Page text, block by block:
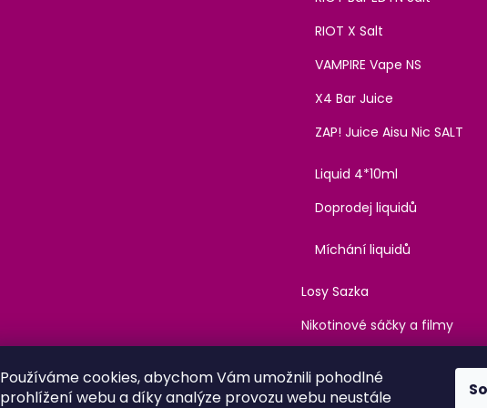
Používáme cookies, abychom Vám umožnili pohodlné
prohlížení webu a díky analýze provozu webu neustále
RIOT X Salt
VAMPIRE Vape NS
X4 Bar Juice
ZAP! Juice Aisu Nic SALT
Liquid 4*10ml
Doprodej liquidů
Míchání liquidů
Losy Sazka
Nikotinové sáčky a filmy